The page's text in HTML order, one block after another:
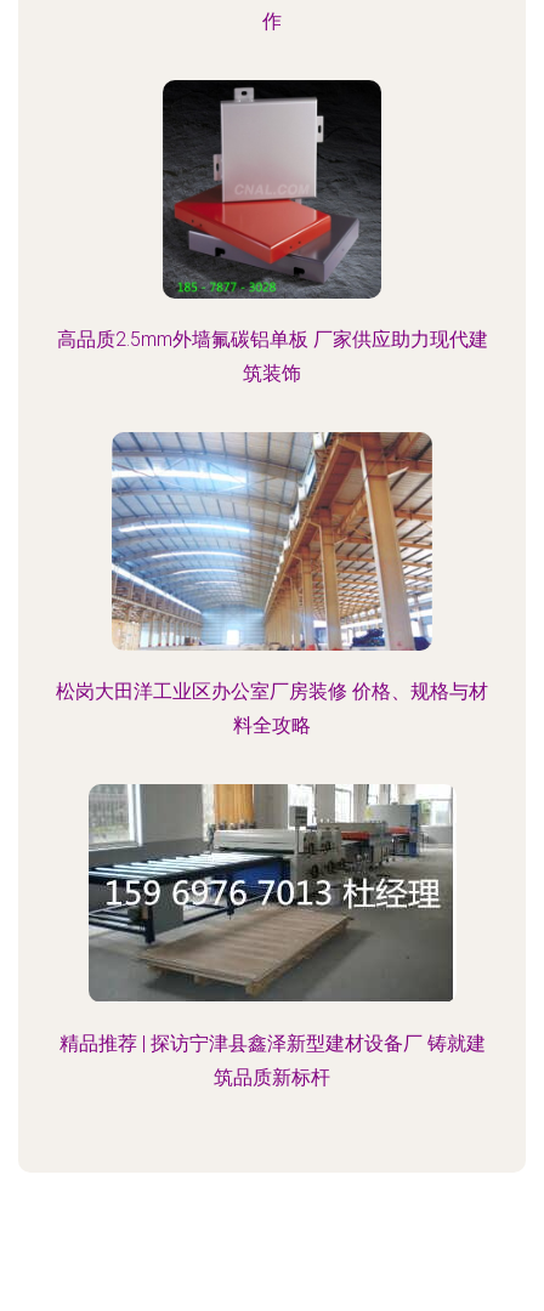
作
高品质2.5mm外墙氟碳铝单板 厂家供应助力现代建
筑装饰
松岗大田洋工业区办公室厂房装修 价格、规格与材
料全攻略
精品推荐 | 探访宁津县鑫泽新型建材设备厂 铸就建
筑品质新标杆